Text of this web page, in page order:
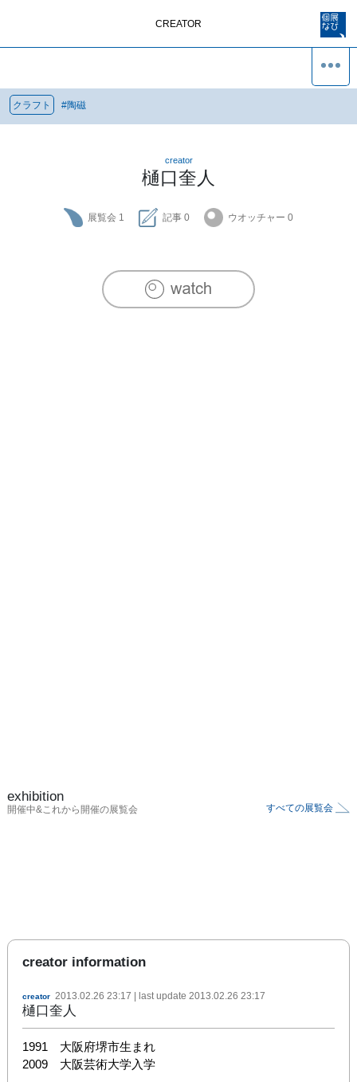
CREATOR
クラフト #陶磁
creator
樋口奎人
展覧会 1 記事 0 ウオッチャー 0
exhibition
開催中&これから開催の展覧会 すべての展覧会
creator information
creator 2013.02.26 23:17 | last update 2013.02.26 23:17
樋口奎人
1991　大阪府堺市生まれ
2009　大阪芸術大学入学